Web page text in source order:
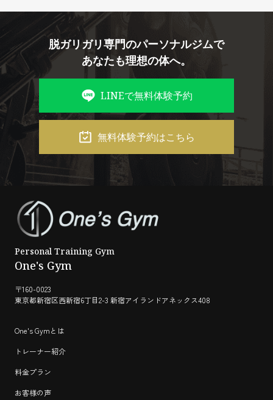
脱ガリガリ専門のパーソナルジムで
あなたも理想の体へ。
LINEで無料体験予約
無料体験予約はこちら
Personal Training Gym
One's Gym
〒160-0023
東京都新宿区西新宿6丁目2-3 新宿アイランドアネックス408
One's Gymとは
トレーナー紹介
料金プラン
お客様の声